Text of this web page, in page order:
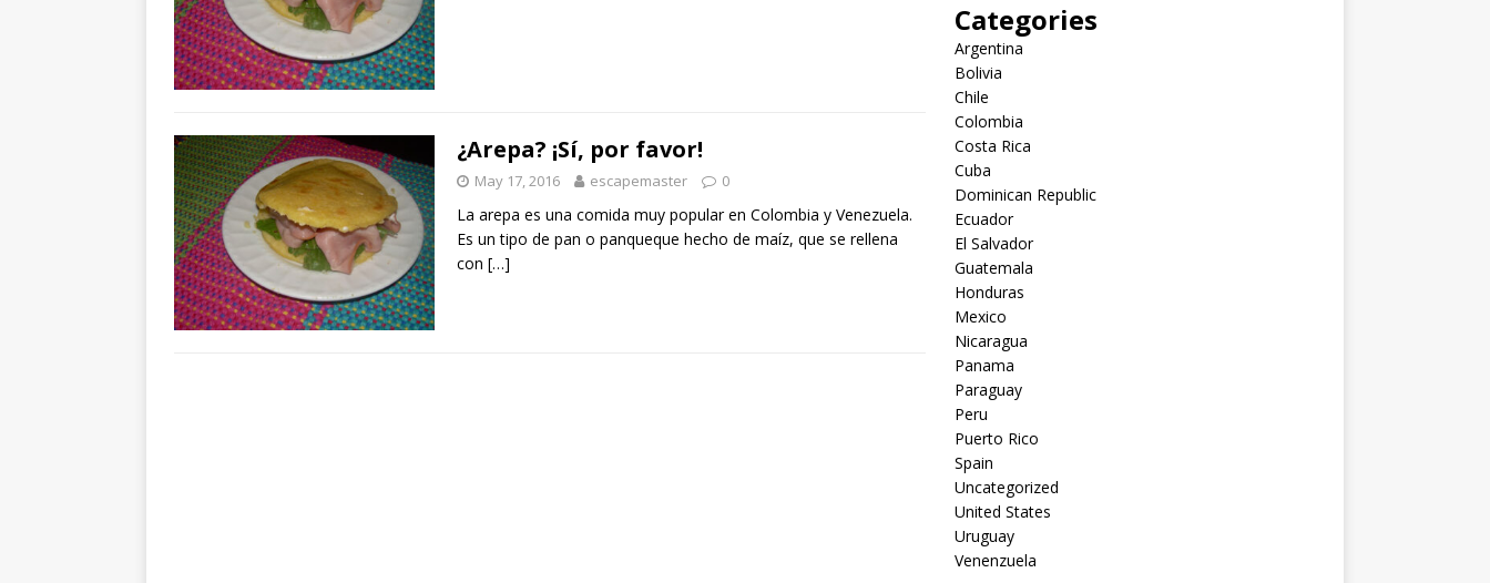
¿Arepa? ¡Sí, por favor!
May 17, 2016 escapemaster 0
La arepa es una comida muy popular en Colombia y Venezuela.
Es un tipo de pan o panqueque hecho de maíz, que se rellena
con […]
Categories
Argentina
Bolivia
Chile
Colombia
Costa Rica
Cuba
Dominican Republic
Ecuador
El Salvador
Guatemala
Honduras
Mexico
Nicaragua
Panama
Paraguay
Peru
Puerto Rico
Spain
Uncategorized
United States
Uruguay
Venenzuela